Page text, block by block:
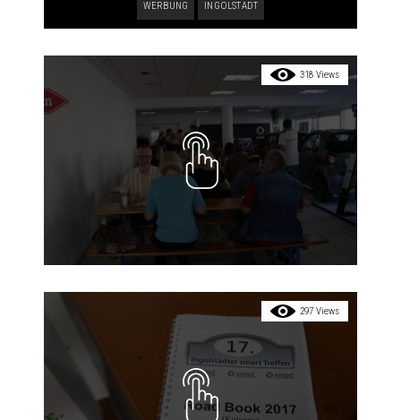
WERBUNG INGOLSTADT
318 Views
297 Views